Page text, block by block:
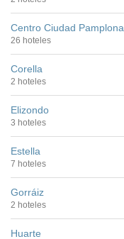
Centro Ciudad Pamplona
26 hoteles
Corella
2 hoteles
Elizondo
3 hoteles
Estella
7 hoteles
Gorráiz
2 hoteles
Huarte